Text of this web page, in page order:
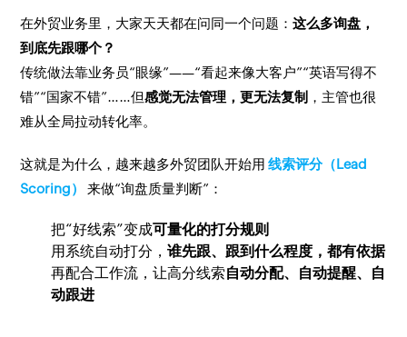
在外贸业务里，大家天天都在问同一个问题：这么多询盘，
到底先跟哪个？
传统做法靠业务员“眼缘”——“看起来像大客户”“英语写得不
错”“国家不错”……但感觉无法管理，更无法复制 ，主管也很
难从全局拉动转化率。
这就是为什么，越来越多外贸团队开始用线索评分（Lead
Scoring）
来做“询盘质量判断”：
把“好线索”变成可量化的打分规则
用系统自动打分，谁先跟、跟到什么程度，都有依据
再配合工作流，让高分线索自动分配、自动提醒、自
动跟进